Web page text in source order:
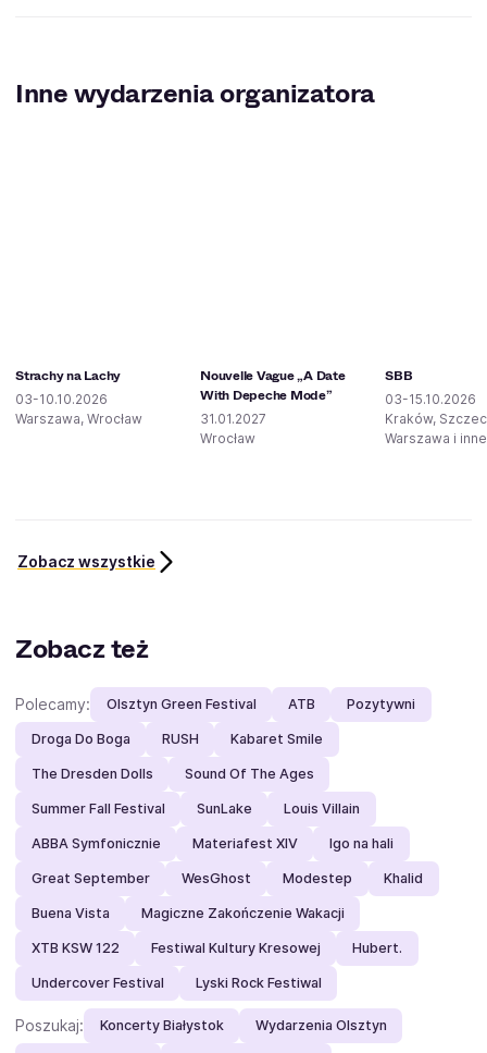
Inne wydarzenia organizatora
Strachy na Lachy
03-10.10.2026
Warszawa, Wrocław
Nouvelle Vague „A Date
With Depeche Mode”
31.01.2027
Wrocław
SBB
03-15.10.2026
Kraków,
Warszawa i inne
Zobacz wszystkie
Zobacz też
Polecamy: Olsztyn Green Festival ATB Pozytywni
Droga Do Boga RUSH Kabaret Smile
The Dresden Dolls Sound Of The Ages
Summer Fall Festival SunLake Louis Villain
ABBA Symfonicznie Materiafest XIV Igo na hali
Great September WesGhost Modestep Khalid
Buena Vista Magiczne Zakończenie Wakacji
XTB KSW 122 Festiwal Kultury Kresowej Hubert.
Undercover Festival Lyski Rock Festiwal
Poszukaj: Koncerty Białystok Wydarzenia Olsztyn